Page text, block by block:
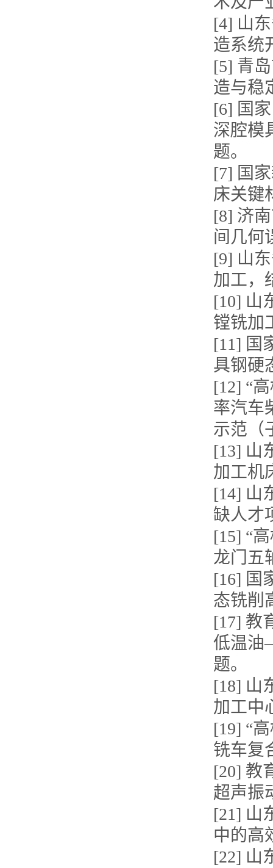
[4] 山
造系统
[5] 青
造与稳
[6] 国
深腔模
题。
[7] 国
床关键
[8] 济
间几何
[9] 山
加工，
[10] 山
镗铣加
[11] 国
具钢硬
[12] “
率汽车
示范（
[13] 山
加工机
[14] 山
缺人才
[15] “
龙门五
[16] 国
态铣削
[17] 教
低温油
题。
[18] 山
加工中
[19] “
铣车复
[20] 教
超声振
[21] 山
中的高
[22] 山